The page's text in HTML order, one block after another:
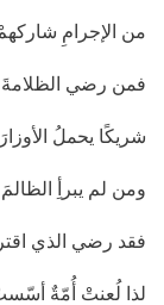
من الإجرامِ
فمن رضي الظلامةَ
شريكًا يحملُ الأوزارَ
ومن لم يبرأِ الظالمَ
فقد رضي الذي
لذا لُعنتْ أُمّةٌ